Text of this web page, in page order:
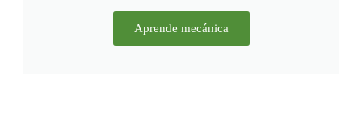
Aprende mecánica